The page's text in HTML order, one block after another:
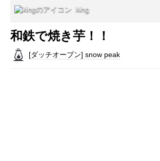
king
和鉄で焼き芋！！
[ダッチオーブン] snow peak